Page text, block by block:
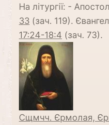
На літургії: -
33 (зач. 119).
17:24-18:4 (зач. 73).
Сщмчч. Єрмолая,